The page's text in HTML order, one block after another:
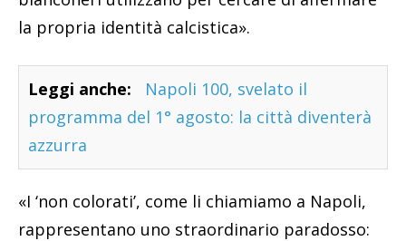
la propria identità calcistica».
Leggi anche:
Napoli 100, svelato il
programma del 1° agosto: la città diventerà
azzurra
«I ‘non colorati’, come li chiamiamo a Napoli,
rappresentano uno straordinario paradosso: